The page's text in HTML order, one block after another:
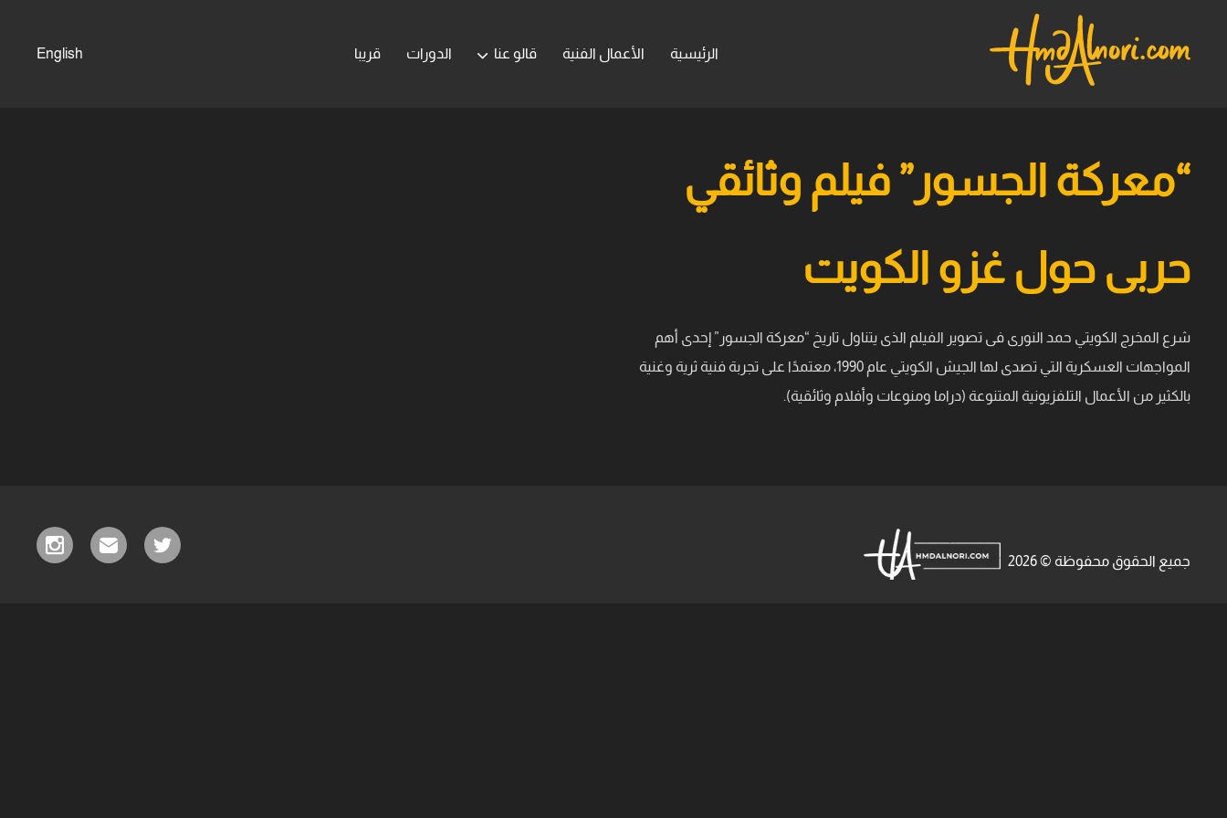
الرئيسية الأعمال الفنية قالو عنا الدورات قريبا English
“معركة الجسور” فيلم وثائقي
حربى حول غزو الكويت
شرع المخرج الكويتي حمد النورى فى تصوير الفيلم الذى يتناول تاريخ “معركة الجسور” إحدى أهم
المواجهات العسكرية التي تصدى لها الجيش الكويتي عام 1990، معتمدًا على تجربة فنية ثرية وغنية
بالكثير من الأعمال التلفزيونية المتنوعة (دراما ومنوعات وأفلام وثائقية).
جميع الحقوق محفوظة © 2026